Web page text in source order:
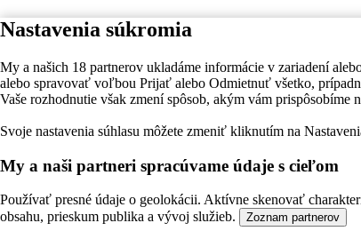
Nastavenia súkromia
My a našich 18 partnerov ukladáme informácie v zariadení
alebo spravovať voľbou Prijať alebo Odmietnuť všetko,
Vaše rozhodnutie však zmení spôsob, akým vám prispôsobíme
Svoje nastavenia súhlasu môžete zmeniť kliknutím na
My a naši partneri spracúvame údaje s cieľom
Používať presné údaje o geolokácii. Aktívne skenovať
obsahu, prieskum publika a vývoj služieb.
Zoznam partnerov